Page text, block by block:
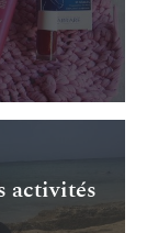
activités